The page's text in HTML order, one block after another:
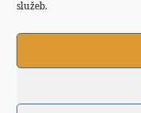
služeb.